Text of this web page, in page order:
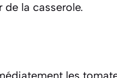
de la casserole.